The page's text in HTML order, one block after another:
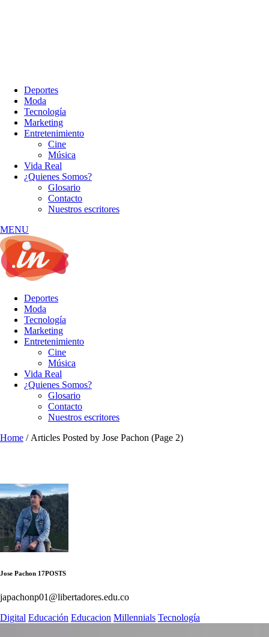
Deportes
Moda
Tecnología
Marketing
Entretenimiento
Cine
Música
Vida Real
¿Quienes Somos?
Glosario
Contacto
Nuestros escritores
MENU
Deportes
Moda
Tecnología
Marketing
Entretenimiento
Cine
Música
Vida Real
¿Quienes Somos?
Glosario
Contacto
Nuestros escritores
Home / Articles Posted by Jose Pachon (Page 2)
Jose Pachon 17POSTS
japachonp01@libertadores.edu.co
Digital Educación Educacion Millennials Tecnología